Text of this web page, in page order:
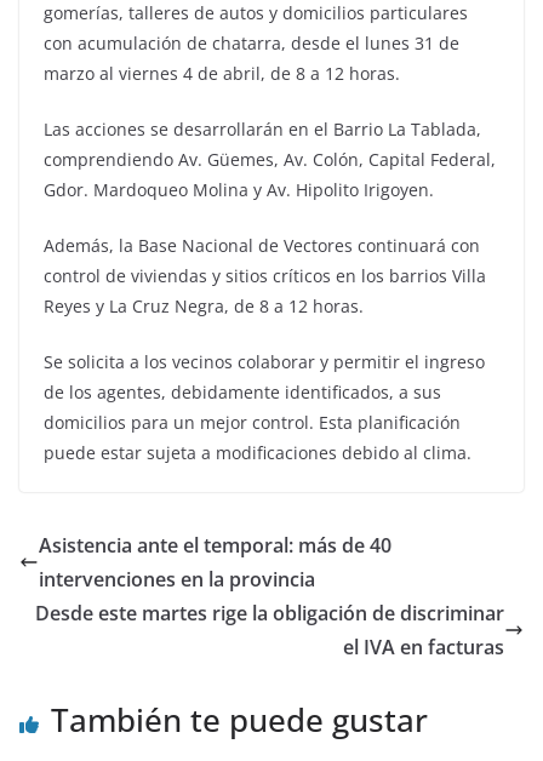
gomerías, talleres de autos y domicilios particulares
con acumulación de chatarra, desde el lunes 31 de
marzo al viernes 4 de abril, de 8 a 12 horas.
Las acciones se desarrollarán en el Barrio La Tablada,
comprendiendo Av. Güemes, Av. Colón, Capital Federal,
Gdor. Mardoqueo Molina y Av. Hipolito Irigoyen.
Además, la Base Nacional de Vectores continuará con
control de viviendas y sitios críticos en los barrios Villa
Reyes y La Cruz Negra, de 8 a 12 horas.
Se solicita a los vecinos colaborar y permitir el ingreso
de los agentes, debidamente identificados, a sus
domicilios para un mejor control. Esta planificación
puede estar sujeta a modificaciones debido al clima.
Asistencia ante el temporal: más de 40
intervenciones en la provincia
Desde este martes rige la obligación de discriminar
el IVA en facturas
También te puede gustar